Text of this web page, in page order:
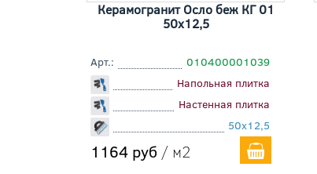
Керамогранит Осло беж КГ 01
50x12,5
Арт.:
010400001039
Напольная плитка
Настенная плитка
50x12,5
1164 руб / м2